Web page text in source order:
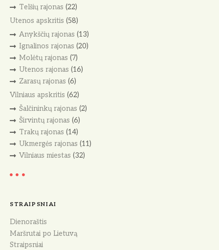
Telšių rajonas (22)
Utenos apskritis (58)
Anykščių rajonas (13)
Ignalinos rajonas (20)
Molėtų rajonas (7)
Utenos rajonas (16)
Zarasų rajonas (6)
Vilniaus apskritis (62)
Šalčininkų rajonas (2)
Širvintų rajonas (6)
Trakų rajonas (14)
Ukmergės rajonas (11)
Vilniaus miestas (32)
STRAIPSNIAI
Dienoraštis
Maršrutai po Lietuvą
Straipsniai